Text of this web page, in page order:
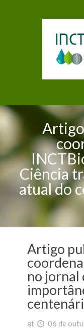
Ciência
atual do
Artigo
no jornal
at 06 de